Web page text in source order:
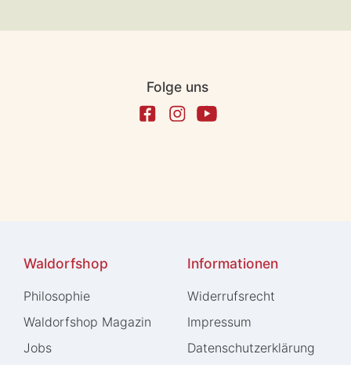
Folge uns
Waldorfshop
Philosophie
Waldorfshop Magazin
Jobs
Informationen
Widerrufs­recht
Impressum
Daten­schutz­erklärung